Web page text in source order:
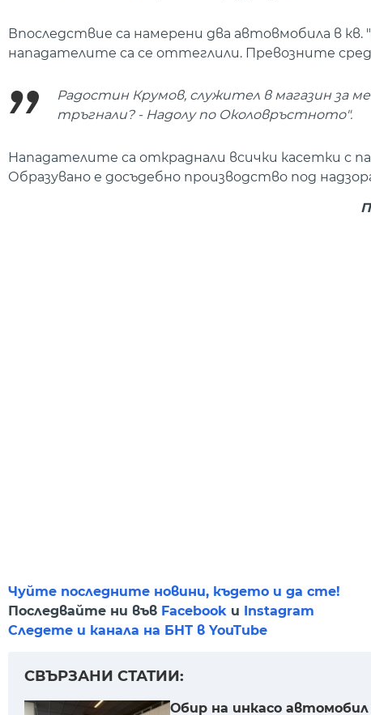
Впоследствие са намерени два автовмобила в
нападателите са се оттеглили. Превозните
Радостин Крумов, служител в магазин за
тръгнали? - Надолу по Околовръстното".
Нападателите са откраднали всички касетки с
Образувано е досъдебно производство под
Чуйте последните новини, където и да сте!
Последвайте ни във Facebook и Instagram
Следете и канала на БНТ в YouTube
СВЪРЗАНИ СТАТИИ:
Обир на инкасо